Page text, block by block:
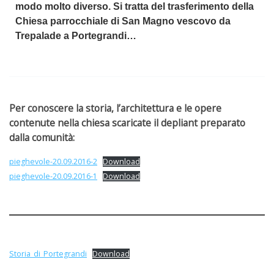
modo molto diverso. Si tratta del trasferimento della
Chiesa parrocchiale di San Magno vescovo da
Trepalade a Portegrandi…
Per conoscere la storia, l’architettura e le opere
contenute nella chiesa scaricate il depliant preparato
dalla comunità:
pieghevole-20.09.2016-2 Download
pieghevole-20.09.2016-1
Download
Storia_di_Portegrandi Download